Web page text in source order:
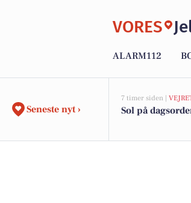
VORES
ALARM112
Seneste nyt ›
7 timer siden |
Sol på